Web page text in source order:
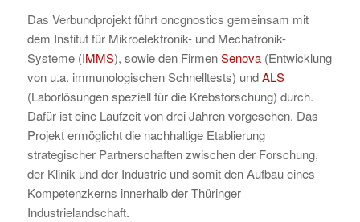
Das Verbundprojekt führt oncgnostics gemeinsam mit
dem Institut für Mikroelektronik- und Mechatronik-
Systeme (IMMS), sowie den FirmenSenova(Entwicklung
von u.a. immunologischen Schnelltests) undALS
(Laborlösungen speziell für die Krebsforschung) durch.
Dafür ist eine Laufzeit von drei Jahren vorgesehen. Das
Projekt ermöglicht die nachhaltige Etablierung
strategischer Partnerschaften zwischen der Forschung,
der Klinik und der Industrie und somit den Aufbau eines
Kompetenzkerns innerhalb der Thüringer
Industrielandschaft.